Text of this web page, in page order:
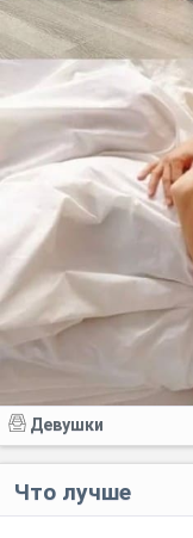
Девушки
Что лучше